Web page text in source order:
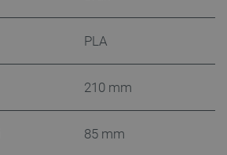
PLA
210 mm
85 mm
Provider /